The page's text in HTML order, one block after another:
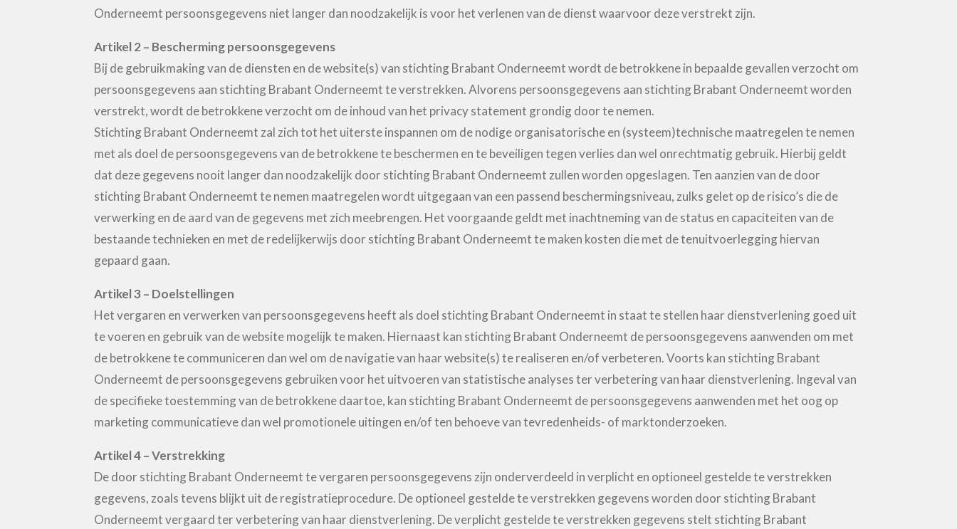
Onderneemt persoonsgegevens niet langer dan noodzakelijk is voor het verlenen van de dienst waarvoor deze verstrekt zijn.
Artikel 2 – Bescherming persoonsgegevens
Bij de gebruikmaking van de diensten en de website(s) van stichting Brabant Onderneemt wordt de betrokkene in bepaalde gevallen verzocht om
persoonsgegevens aan stichting Brabant Onderneemt te verstrekken. Alvorens persoonsgegevens aan stichting Brabant Onderneemt worden
verstrekt, wordt de betrokkene verzocht om de inhoud van het privacy statement grondig door te nemen.
Stichting Brabant Onderneemt zal zich tot het uiterste inspannen om de nodige organisatorische en (systeem)technische maatregelen te nemen
met als doel de persoonsgegevens van de betrokkene te beschermen en te beveiligen tegen verlies dan wel onrechtmatig gebruik. Hierbij geldt
dat deze gegevens nooit langer dan noodzakelijk door stichting Brabant Onderneemt zullen worden opgeslagen. Ten aanzien van de door
stichting Brabant Onderneemt te nemen maatregelen wordt uitgegaan van een passend beschermingsniveau, zulks gelet op de risico’s die de
verwerking en de aard van de gegevens met zich meebrengen. Het voorgaande geldt met inachtneming van de status en capaciteiten van de
bestaande technieken en met de redelijkerwijs door stichting Brabant Onderneemt te maken kosten die met de tenuitvoerlegging hiervan
gepaard gaan.
Artikel 3 – Doelstellingen
Het vergaren en verwerken van persoonsgegevens heeft als doel stichting Brabant Onderneemt in staat te stellen haar dienstverlening goed uit
te voeren en gebruik van de website mogelijk te maken. Hiernaast kan stichting Brabant Onderneemt de persoonsgegevens aanwenden om met
de betrokkene te communiceren dan wel om de navigatie van haar website(s) te realiseren en/of verbeteren. Voorts kan stichting Brabant
Onderneemt de persoonsgegevens gebruiken voor het uitvoeren van statistische analyses ter verbetering van haar dienstverlening. Ingeval van
de specifieke toestemming van de betrokkene daartoe, kan stichting Brabant Onderneemt de persoonsgegevens aanwenden met het oog op
marketing communicatieve dan wel promotionele uitingen en/of ten behoeve van tevredenheids- of marktonderzoeken.
Artikel 4 – Verstrekking
De door stichting Brabant Onderneemt te vergaren persoonsgegevens zijn onderverdeeld in verplicht en optioneel gestelde te verstrekken
gegevens, zoals tevens blijkt uit de registratieprocedure. De optioneel gestelde te verstrekken gegevens worden door stichting Brabant
Onderneemt vergaard ter verbetering van haar dienstverlening. De verplicht gestelde te verstrekken gegevens stelt stichting Brabant